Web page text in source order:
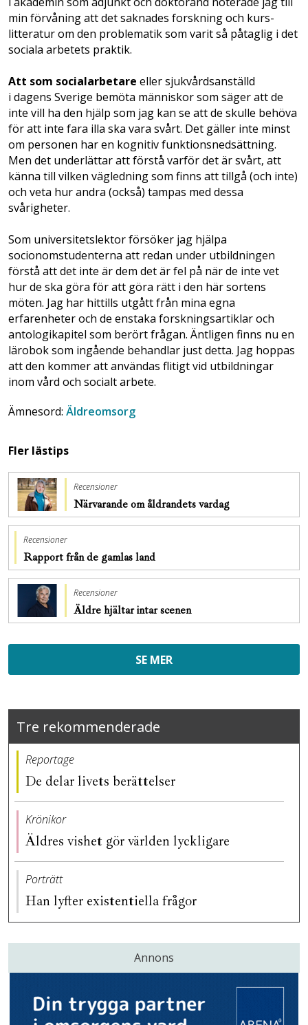
min förvåning att det saknades forskning och kurs­
litteratur om den problematik som varit så påtaglig i det
sociala arbetets praktik.
Att som socialarbetare eller sjukvårds­anställd
i dagens Sverige bemöta människor som säger att de
inte vill ha den hjälp som jag kan se att de skulle behöva
för att inte fara illa ska vara svårt. Det gäller inte minst
om personen har en kognitiv funktionsnedsättning.
Men det underlättar att förstå varför det är svårt, att
känna till vilken vägledning som finns att tillgå (och inte)
och veta hur andra (också) tampas med dessa
svårigheter.
Som universitetslektor försöker jag hjälpa
socionomstudenterna att redan under utbildningen
förstå att det inte är dem det är fel på när de inte vet
hur de ska göra för att göra rätt i den här sortens
möten. Jag har hittills utgått från mina egna
erfarenheter och de enstaka forskningsartiklar och
antologikapitel som berört frågan. Äntligen finns nu en
lärobok som ingående behandlar just detta. Jag hoppas
att den kommer att användas flitigt vid utbildningar
inom vård och socialt arbete.
Ämnesord: Äldreomsorg
Fler lästips
Recensioner
Närvarande om åldrandets vardag
Recensioner
Rapport från de gamlas land
Recensioner
Äldre hjältar intar scenen
SE MER
Tre rekommenderade
Reportage
De delar livets berättelser
Krönikor
Äldres vishet gör världen lyckligare
Porträtt
Han lyfter existentiella frågor
Annons